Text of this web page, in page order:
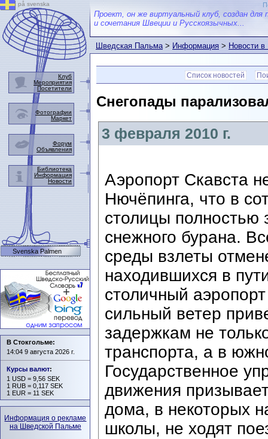
Проект, он же виртуальный клуб, создан для
и сочетания Швеции и Русскоязычных...
Шведская Пальма>Информация>Новости
Список новостей
Снегопады
3 февраля 2010 г.
Аэропорт Скавста
Нючёпинга, что в
столицы полностью
снежного бурана.
среды взлеты
находившихся в
столичный
сильный ветер
задержкам не
транспорта, а в
Государственное
движения
дома, в некоторых
школы, не ходят
på svenska
Клуб
Мероприятия
Посетители
Фотографии
Маркет
Форум
Объявления
Библиотека
Информация
Новости
Svenska Palmen
В Стокгольме:
14:04 9 августа 2026 г.
Курсы валют:
1 USD = 9,56 SEK
1 RUB = 0,117 SEK
1 EUR = 11 SEK
Информация о рекламе
на Шведской Пальме